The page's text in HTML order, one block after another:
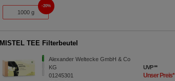
1000 g
20%
MISTEL TEE Filterbeutel
Alexander Weltecke GmbH & Co
KG
01245301
UVP**
Unser Preis*